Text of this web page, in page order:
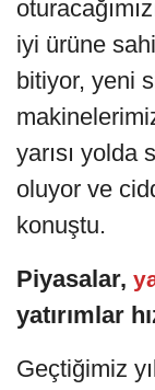
iyi ürüne
bitiyor, yeni
yarısı yolda
oluyor ve
konuştu.
Piyasalar,
yatırımlar
Geçtiğimiz